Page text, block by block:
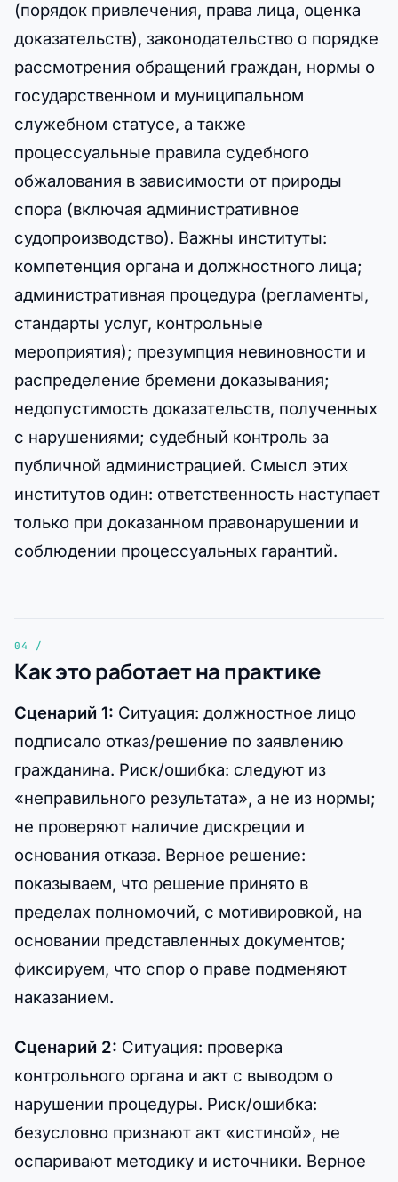
(порядок привлечения, права лица, оценка
доказательств), законодательство о порядке
рассмотрения обращений граждан, нормы о
государственном и муниципальном
служебном статусе, а также
процессуальные правила судебного
обжалования в зависимости от природы
спора (включая административное
судопроизводство). Важны институты:
компетенция органа и должностного лица;
административная процедура (регламенты,
стандарты услуг, контрольные
мероприятия); презумпция невиновности и
распределение бремени доказывания;
недопустимость доказательств, полученных
с нарушениями; судебный контроль за
публичной администрацией. Смысл этих
институтов один: ответственность наступает
только при доказанном правонарушении и
соблюдении процессуальных гарантий.
Как это работает на практике
Сценарий 1: Ситуация: должностное лицо
подписало отказ/решение по заявлению
гражданина. Риск/ошибка: следуют из
«неправильного результата», а не из нормы;
не проверяют наличие дискреции и
основания отказа. Верное решение:
показываем, что решение принято в
пределах полномочий, с мотивировкой, на
основании представленных документов;
фиксируем, что спор о праве подменяют
наказанием.
Сценарий 2: Ситуация: проверка
контрольного органа и акт с выводом о
нарушении процедуры. Риск/ошибка:
безусловно признают акт «истиной», не
оспаривают методику и источники. Верное